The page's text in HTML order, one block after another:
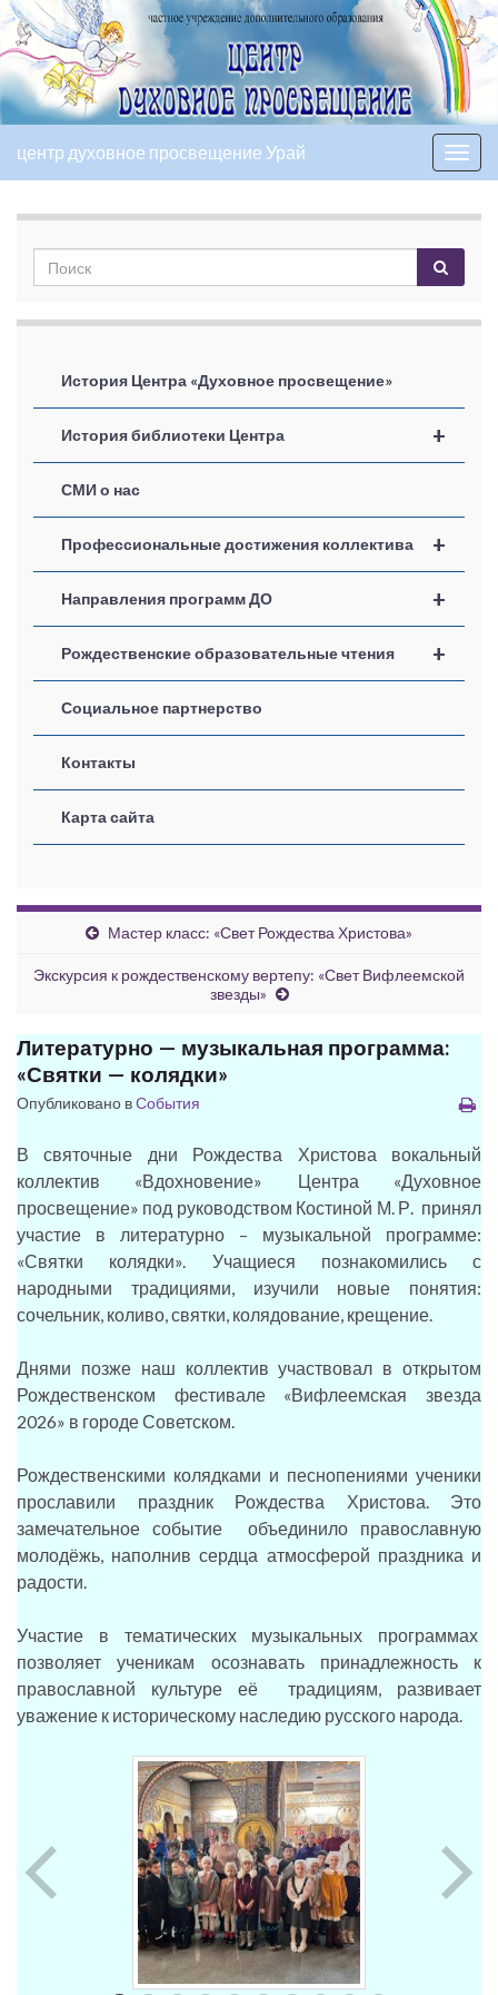
Вкл/
выкл
центр духовное просвещение Урай
История Центра «Духовное просвещение»
+
История библиотеки Центра
СМИ о нас
+
Профессиональные достижения коллектива
+
Направления программ ДО
+
Рождественские образовательные чтения
Социальное партнерство
Контакты
Карта сайта
Мастер класс: «Свет Рождества Христова»
Экскурсия к рождественскому вертепу: «Свет Вифлеемской
звезды»
Литературно — музыкальная программа:
«Святки — колядки»
Опубликовано вСобытия
В святочные дни Рождества Христова вокальный
коллектив «Вдохновение» Центра «Духовное
просвещение» под руководством Костиной М. Р. принял
участие в литературно – музыкальной программе:
«Святки колядки». Учащиеся познакомились с
народными традициями, изучили новые понятия:
сочельник, коливо, святки, колядование, крещение.
Днями позже наш коллектив участвовал в открытом
Рождественском фестивале «Вифлеемская звезда
2026» в городе Советском.
Рождественскими колядками и песнопениями ученики
прославили праздник Рождества Христова. Это
замечательное событие объединило православную
молодёжь, наполнив сердца атмосферой праздника и
радости.
Участие в тематических музыкальных программах
позволяет ученикам осознавать принадлежность к
православной культуре её традициям, развивает
уважение к историческому наследию русского народа.